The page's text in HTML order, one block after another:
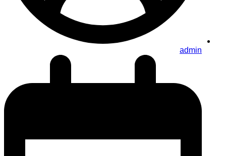
admin